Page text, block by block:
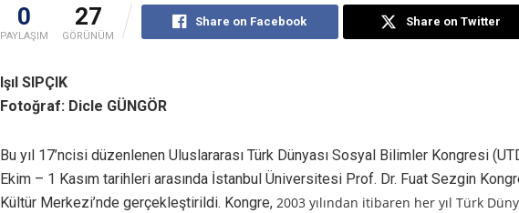
0
PAYLAŞIM
27
GÖRÜNÜM
Share on Facebook Share on Twitter
Işıl SIPÇIK
Fotoğraf: Dicle GÜNGÖR
Bu yıl 17’ncisi düzenlenen Uluslararası Türk Dünyası Sosyal Bilimler Kongresi
Ekim – 1 Kasım tarihleri arasında İstanbul Üniversitesi Prof. Dr. Fuat Sezgin
Kültür Merkezi’nde gerçekleştirildi. Kongre, 2003 yılından itibaren her yıl Türk